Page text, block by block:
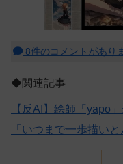
8件のコメントがあり
◆関連記事
【反AI】絵師「yapo
「いつまで一歩描い